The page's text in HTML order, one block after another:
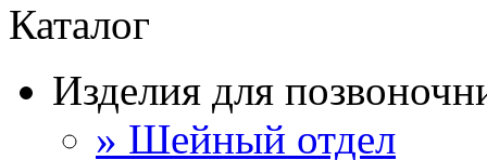
Каталог
Изделия для
» Шейный отдел